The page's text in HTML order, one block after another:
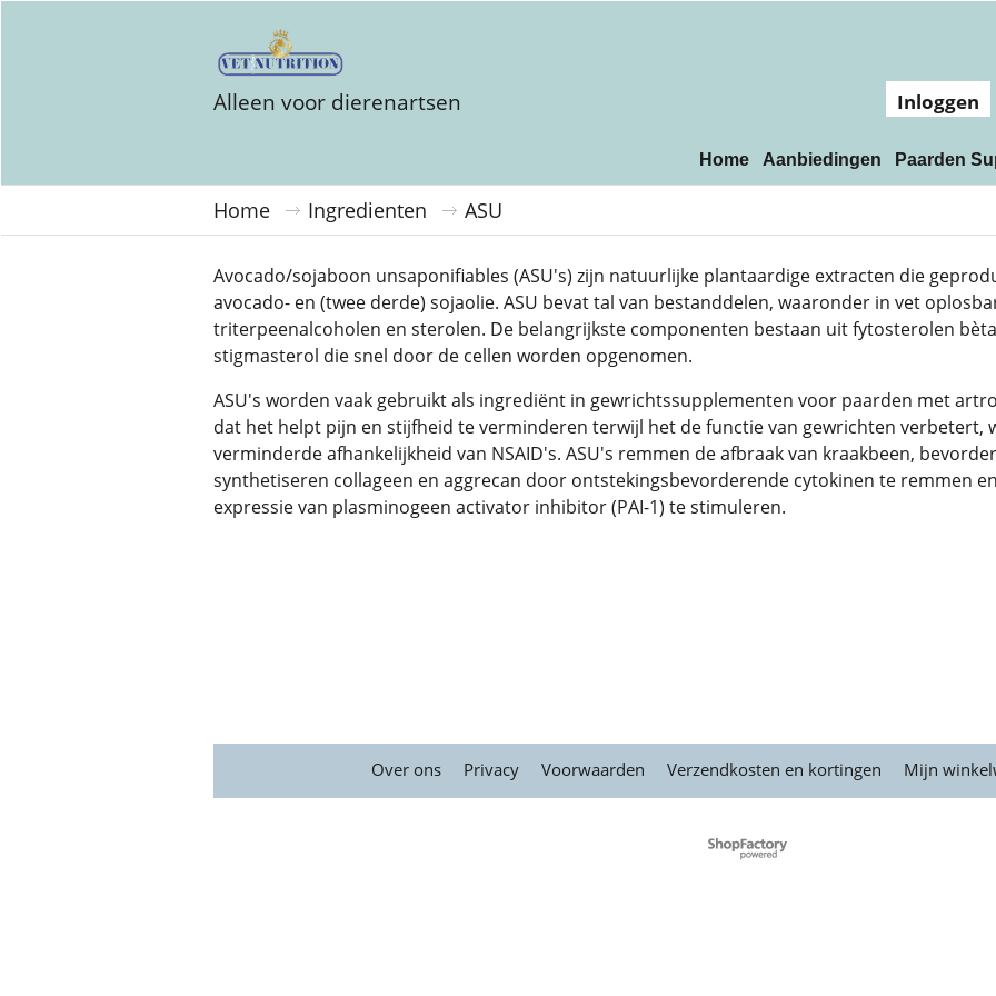
Alleen voor dierenartsen Inloggen
Home Aanbiedingen Paarden
Home Ingredienten ASU
Avocado/sojaboon unsaponifiables (ASU's) zijn natuurlijke plantaardige extracten die
avocado- en (twee derde) sojaolie. ASU bevat tal van bestanddelen, waaronder in vet
triterpeenalcoholen en sterolen. De belangrijkste componenten bestaan uit fytosterolen
stigmasterol die snel door de cellen worden opgenomen.
ASU's worden vaak gebruikt als ingrediënt in gewrichtssupplementen voor paarden met
dat het helpt pijn en stijfheid te verminderen terwijl het de functie van gewrichten verbetert,
verminderde afhankelijkheid van NSAID's. ASU's remmen de afbraak van kraakbeen,
synthetiseren collageen en aggrecan door ontstekingsbevorderende cytokinen te remmen
expressie van plasminogeen activator inhibitor (PAI-1) te stimuleren.
Over ons Privacy Voorwaarden Verzendkosten en kortingen Mijn
Webwinkel gemaakt met
ShopFactory webwinkel